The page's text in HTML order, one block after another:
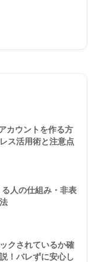
カウントを作る方
ス活用術と注意点
人の仕組み・非表
クされているか確
！バレずに安心し